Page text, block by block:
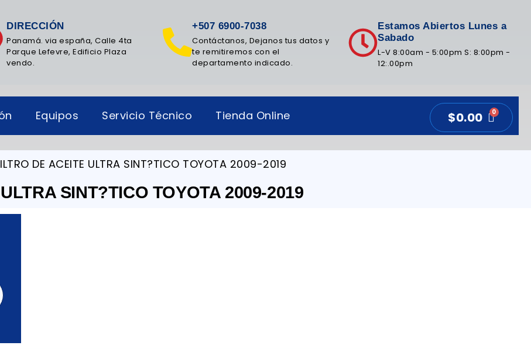
DIRECCIÓN
Panamá. via españa, Calle 4ta
Parque Lefevre, Edificio Plaza
vendo.
+507 6900-7038
Contáctanos, Dejanos tus datos y
te remitiremos con el
departamento indicado.
Estamos Abiertos Lunes a
Sabado
L-V 8:00am - 5:00pm S: 8:00pm -
12:.00pm
Equipos Servicio Técnico Tienda Online $0.00
DE ACEITE ULTRA SINT?TICO TOYOTA 2009-2019
SINT?TICO TOYOTA 2009-2019